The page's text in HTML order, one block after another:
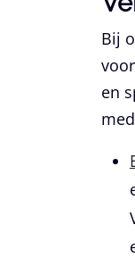
Bij
en